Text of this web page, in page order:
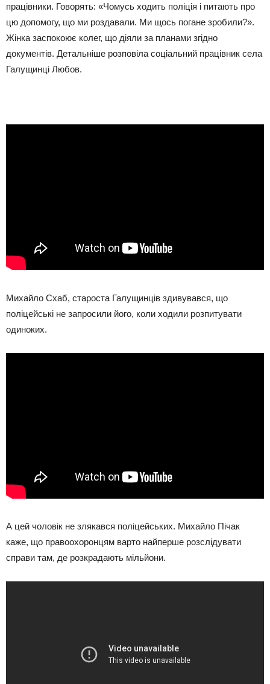
працівники. Говорять: «Чомусь ходить поліція і питають про
цю допомогу, що ми роздавали. Ми щось погане зробили?».
Жінка заспокоює колег, що діяли за планами згідно
документів. Детальніше розповіла соціальний працівник села
Галущинці Любов.
Михайло Схаб, староста Галущинців здивувався, що
поліцейські не запросили його, коли ходили розпитувати
одиноких.
А цей чоловік не злякався поліцейських. Михайло Пічак
каже, що правоохоронцям варто найперше розслідувати
справи там, де розкрадають мільйони.